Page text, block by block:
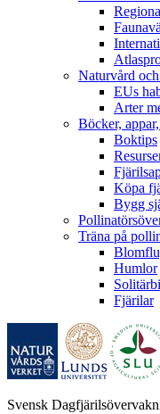
Naturvård
EUs
Arter
Böcker,
Boktips
Köpa
Bygg
Träna på
Humlor
Fjärilar
Svensk